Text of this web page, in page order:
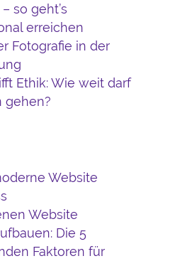
so geht’s
erreichen
Fotografie in der
Ethik: Wie weit darf
gehen?
Website
Website
Die 5
Faktoren für